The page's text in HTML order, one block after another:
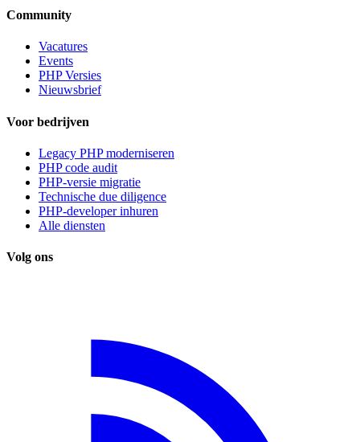
Community
Vacatures
Events
PHP Versies
Nieuwsbrief
Voor bedrijven
Legacy PHP moderniseren
PHP code audit
PHP-versie migratie
Technische due diligence
PHP-developer inhuren
Alle diensten
Volg ons